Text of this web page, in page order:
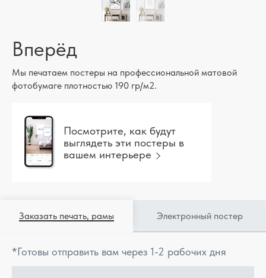
Вперёд
Мы печатаем постеры на профессиональной матовой
фотобумаге плотностью 190 гр/м2.
Посмотрите, как будут
выглядеть эти постеры в
вашем интерьере
Заказать печать, рамы Электронный постер
*Готовы отправить вам через 1-2 рабочих дня